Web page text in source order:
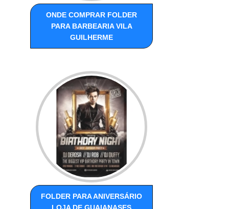
ONDE COMPRAR FOLDER
PARA BARBEARIA VILA
GUILHERME
FOLDER PARA ANIVERSÁRIO